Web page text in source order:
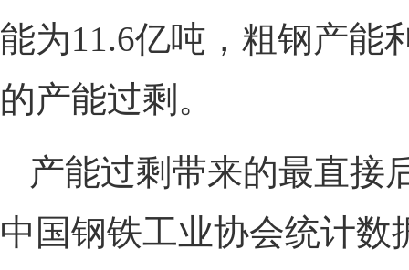
能为11.6亿吨，粗钢产能
的产能过剩。
产能过剩带来的最直接
中国钢铁工业协会统计